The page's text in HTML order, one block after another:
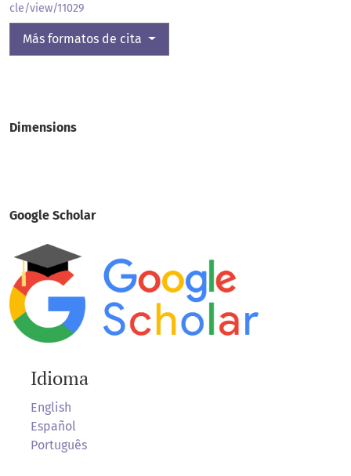
cle/view/11029
Más formatos de cita
Dimensions
Google Scholar
Idioma
English
Español
Português